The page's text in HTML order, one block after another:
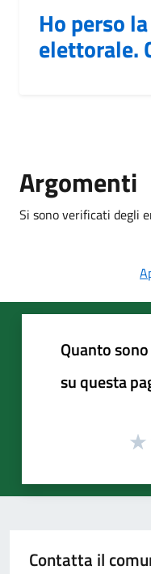
Ho perso
elettorale.
Argomenti
Si sono verificati degli
Quanto
su questa
Contatta il